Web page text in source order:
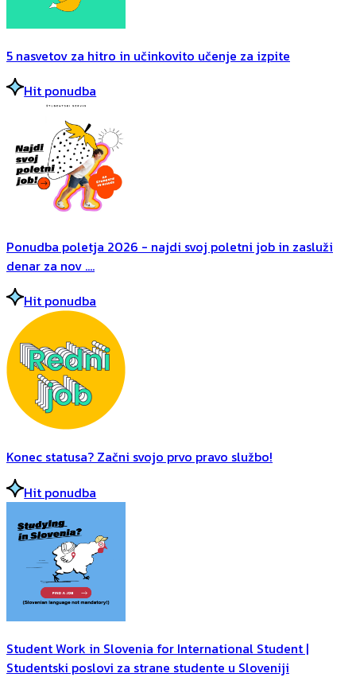
5 nasvetov za hitro in učinkovito učenje za izpite
Hit ponudba
Ponudba poletja 2026 - najdi svoj poletni job in zasluži
denar za nov ....
Hit ponudba
Konec statusa? Začni svojo prvo pravo službo!
Hit ponudba
Student Work in Slovenia for International Student |
Studentski poslovi za strane studente u Sloveniji